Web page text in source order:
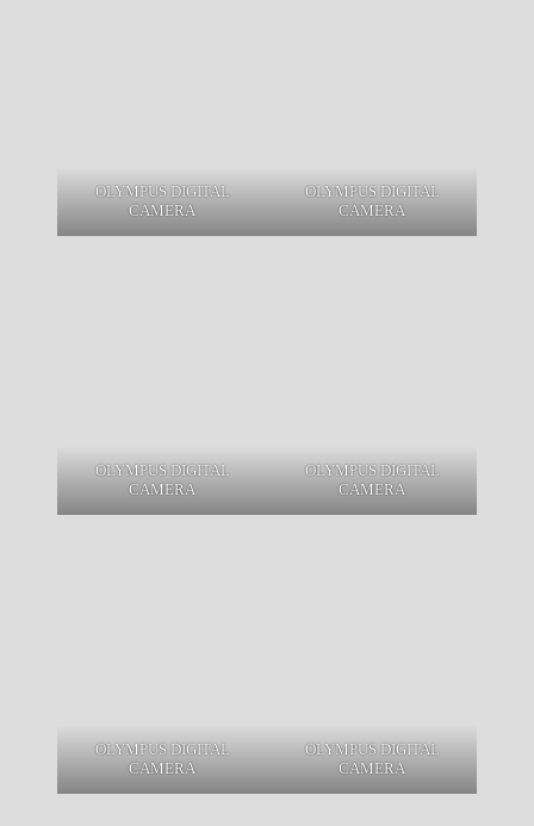
OLYMPUS DIGITAL
CAMERA
OLYMPUS DIGITAL
CAMERA
OLYMPUS DIGITAL
CAMERA
OLYMPUS DIGITAL
CAMERA
OLYMPUS DIGITAL
CAMERA
OLYMPUS DIGITAL
CAMERA